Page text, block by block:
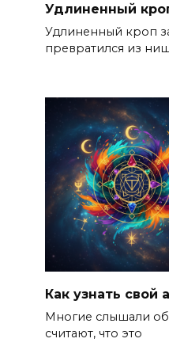
Удлиненный
Удлиненный кроп
превратился из
Как узнать свой
Многие слышали об
считают, что это